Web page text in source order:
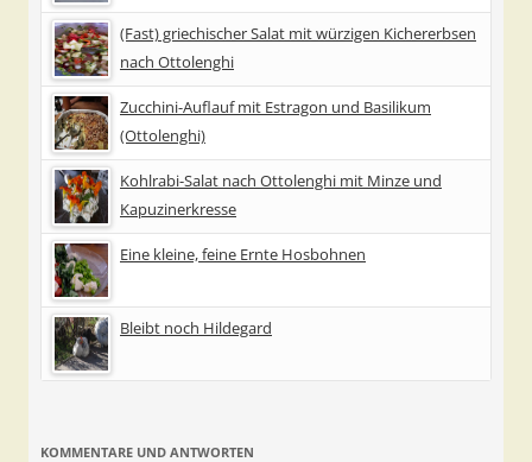
(Fast) griechischer Salat mit würzigen Kichererbsen
nach Ottolenghi
Zucchini-Auflauf mit Estragon und Basilikum
(Ottolenghi)
Kohlrabi-Salat nach Ottolenghi mit Minze und
Kapuzinerkresse
Eine kleine, feine Ernte Hosbohnen
Bleibt noch Hildegard
KOMMENTARE UND ANTWORTEN